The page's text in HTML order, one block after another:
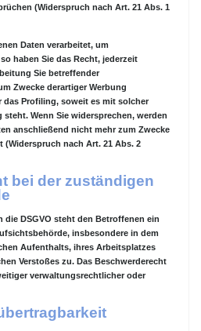
(Widerspruch nach Art. 21 Abs. 1
Daten verarbeitet, um
haben Sie das Recht, jederzeit
Sie betreffender
Zwecke derartiger Werbung
Profiling, soweit es mit solcher
Wenn Sie widersprechen, werden
anschließend nicht mehr zum Zwecke
(Widerspruch nach Art. 21 Abs. 2
bei der zuständigen
die DSGVO steht den Betroffenen ein
insbesondere in dem
Aufenthalts, ihres Arbeitsplatzes
Verstoßes zu. Das Beschwerderecht
verwaltungsrechtlicher oder